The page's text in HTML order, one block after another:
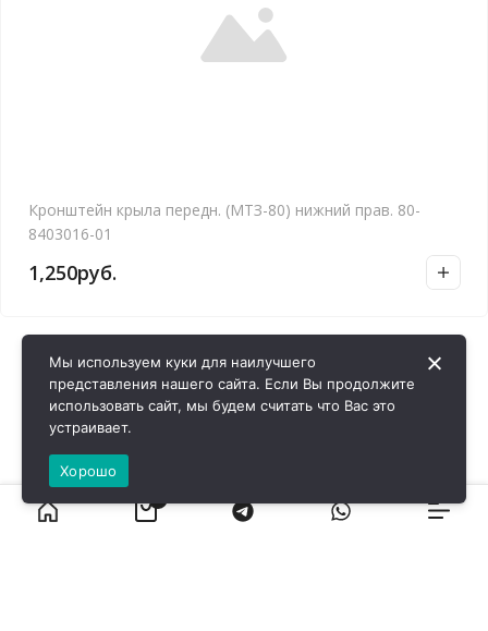
Кронштейн крыла передн. (МТЗ-80) нижний прав. 80-
8403016-01
1,250руб.
Мы используем куки для наилучшего
представления нашего сайта. Если Вы продолжите
использовать сайт, мы будем считать что Вас это
устраивает.
Хорошо